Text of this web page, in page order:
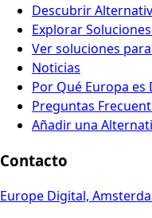
Descubrir
Explorar
Ver soluciones
Noticias
Por Qué Europa es
Preguntas
Añadir una
Contacto
Europe Digital,